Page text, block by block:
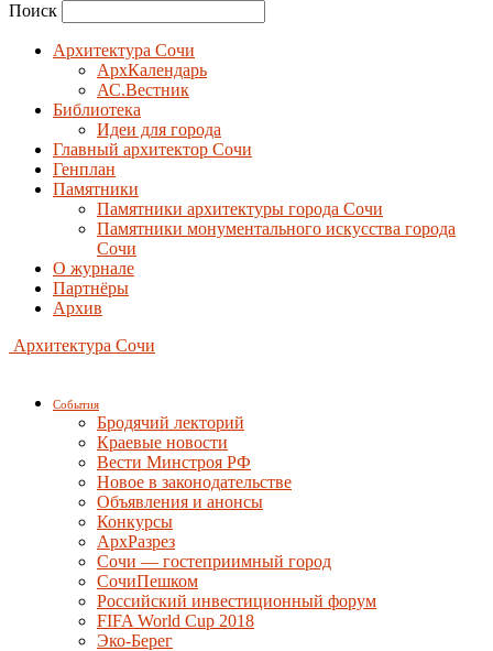
Поиск
Архитектура Сочи
АрхКалендарь
АС.Вестник
Библиотека
Идеи для города
Главный архитектор Сочи
Генплан
Памятники
Памятники архитектуры города Сочи
Памятники монументального искусства города
Сочи
О журнале
Партнёры
Архив
Архитектура Сочи
События
Бродячий лекторий
Краевые новости
Вести Минстроя РФ
Новое в законодательстве
Объявления и анонсы
Конкурсы
АрхРазрез
Сочи — гостеприимный город
СочиПешком
Российский инвестиционный форум
FIFA World Cup 2018
Эко-Берег